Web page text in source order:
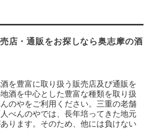
店・通販をお探しなら奥志摩の酒
を豊富に取り扱う販売店及び通販を
酒を中心とした豊富な種類を取り扱
のやをご利用ください。三重の老舗
べんのやでは、長年培ってきた地元
ります。そのため、他には負けない